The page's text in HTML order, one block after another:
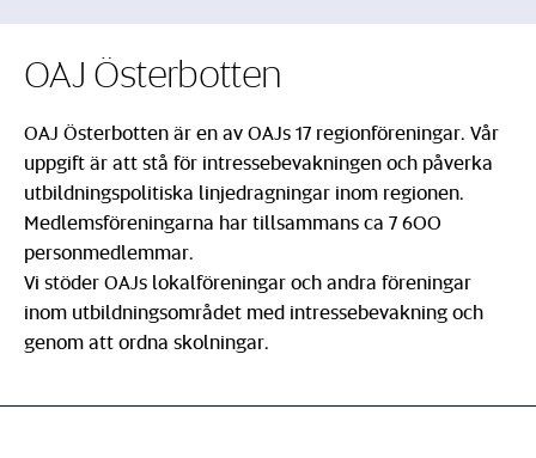
OAJ Österbotten
OAJ Österbotten är en av OAJs 17 regionföreningar. Vår
uppgift är att stå för intressebevakningen och påverka
utbildningspolitiska linjedragningar inom regionen.
Medlemsföreningarna har tillsammans ca 7 600
personmedlemmar.
Vi stöder OAJs lokalföreningar och andra föreningar
inom utbildningsområdet med intressebevakning och
genom att ordna skolningar.